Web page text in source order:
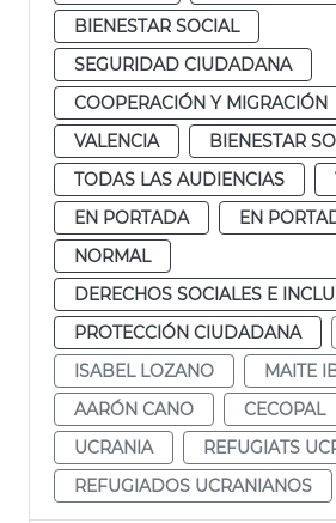
BIENESTAR SOCIAL
SEGURIDAD CIUDADANA
COOPERACIÓN Y MIGRACIÓN
VALENCIA
BIENESTAR
TODAS LAS AUDIENCIAS
EN PORTADA
EN
NORMAL
DERECHOS SOCIALES E
PROTECCIÓN CIUDADANA
ISABEL LOZANO
MAITE
AARÓN CANO
CECOPAL
UCRANIA
REFUGIATS
REFUGIADOS UCRANIANOS